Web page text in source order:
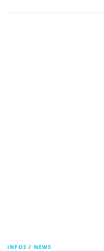
INFOS / NEWS